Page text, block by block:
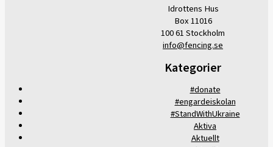
Idrottens Hus
Box 11016
100 61 Stockholm
info@fencing.se
Kategorier
#donate
#engardeiskolan
#StandWithUkraine
Aktiva
Aktuellt